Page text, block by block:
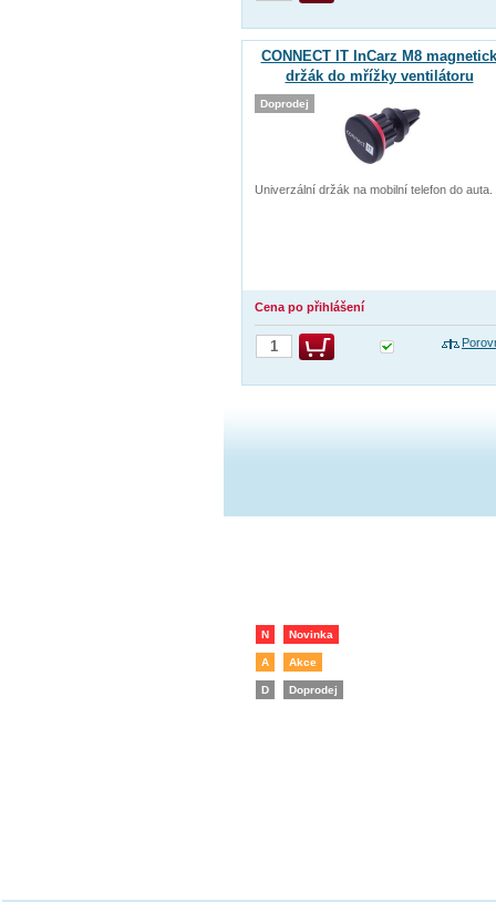
CONNECT IT InCarz M8
držák do mřížky ventilátoru
Univerzální držák na mobilní telefon do auta.
Cena po přihlášení
Doprodej
N Novinka
A Akce
D Doprodej